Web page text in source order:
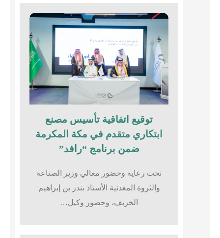
توقيع اتفاقية تأسيس مصنع
ابتكاري متقدم في مكة المكرمة
ضمن برنامج “رافد”
تحت رعاية وحضور معالي وزير الصناعة
والثروة المعدنية الأستاذ بندر بن إبراهيم
الخريف، وحضور وكيل…